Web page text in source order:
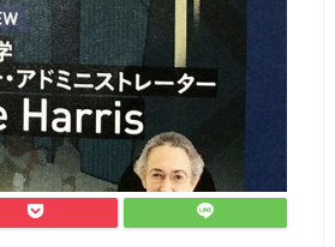
なんと
英会話
ポート